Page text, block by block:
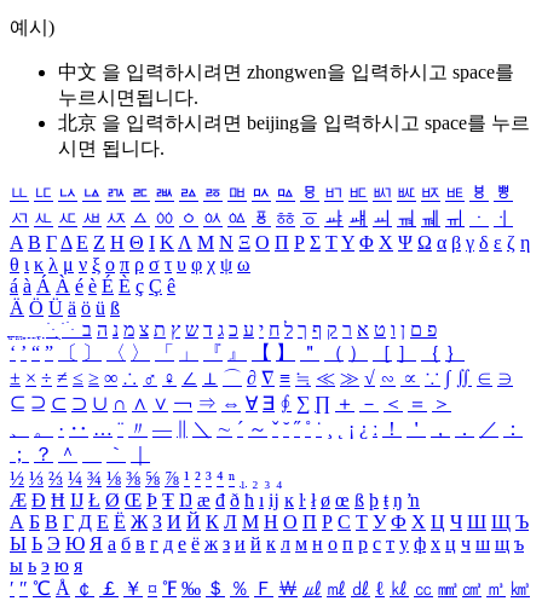
예시)
中文 을 입력하시려면 zhongwen을 입력하시고 space를
누르시면됩니다.
北京 을 입력하시려면 beijing을 입력하시고 space를 누르
시면 됩니다.
ㅥ ㅦ ㅧ ㅨ ㅩ ㅪ ㅫ ㅬ ㅭ ㅮ ㅯ ㅰ ㅱ ㅲ ㅳ ㅴ ㅵ ㅶ ㅷ ㅸ
ㅹ
ㅺ ㅻ ㅼ ㅽ ㅾ ㅿ ㆀ ㆁ ㆂ ㆃ ㆄ ㆅ ㆆ ㆇ ㆈ ㆉ ㆊ ㆋ ㆌ ㆍ
ㆎ
Α Β ΓΔ Ε Ζ Η Θ Ι ΚΛ Μ Ν Ξ Ο Π Ρ Σ ΤΥ Φ Χ Ψ Ω α β γ δ ε ζ η
θ ι κ λ μ ν ξ ο π ρ σ τ υ φ χ ψ ω
á à Á À é è É È ç Ç ê
Ä Ö Ü ä ö ü ß
ִֶֹ ֻּ ׁׂ פ ם ן ו ט א ר ק ף ך ל ח י ע כ ג ד ש ץ ת צ מ נ ה ב
‘ ’ “ ” 〔 〕 〈 〉 「 」 『 』 【 】 ＂ （ ） ［ ］ ｛ ｝
± × ÷ ≠ ≤ ≥ ∞ ∴ ♂ ♀ ∠ ⊥ ⌒ ∂ ∇ ≡ ≒ ≪ ≫ √ ∽ ∝ ∵ ∫ ∬ ∈ ∋
⊆ ⊇ ⊂ ⊃ ∪ ∩ ∧ ∨ ￢ ⇒ ⇔ ∀ ∃ ∮ ∑ ∏ ＋ － ＜ ＝
＞
、
。 · ‥ … ¨ 〃 ― ＼ ∼ ´ ～ ˇ ˘ ˝ ˚ ˙ ¸ ¡ ¿ ː ！ ＇ ， ． ／
：
；
？ ＾ ｀
½ ⅓ ⅔ ¼ ¾ ⅛ ⅜ ⅝ ⅞ ¹ ² ³ ⁴ ⁿ ₁ ₂ ₃ ₄
Æ Ð Ħ Ĳ Ł Ø Œ Þ Ŧ Ŋ æ đ ð ħ ı ĳ ĸ ŀ ł ø œ ß þ ŧ ŋ ŉ
А Б В Г Д Е Ё Ж З И Й К Л М Н О П Р С Т У Ф Х Ц Ч Ш Щ Ъ
Ы Ь Э Ю Я а б в г д е ё ж з и й к л м н о п р с т у ф х ц ч ш щ ъ
ы ь э ю я
′ ″ ℃ Å ￠ ￡ ￥ ¤ ℉ ‰ ＄ ％ Ｆ ￦ ㎕ ㎖ ㎗ ℓ ㎘ ㏄ ㎣ ㎤ ㎥ ㎦